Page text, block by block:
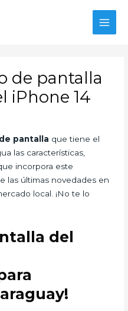
de pantalla
iPhone 14
pantalla que tiene el
las características,
incorpora este
las últimas novedades en
local. ¡No te lo
del